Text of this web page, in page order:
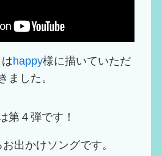
happy様に描いていただ
ました。
第４弾です！
出かけソングです。